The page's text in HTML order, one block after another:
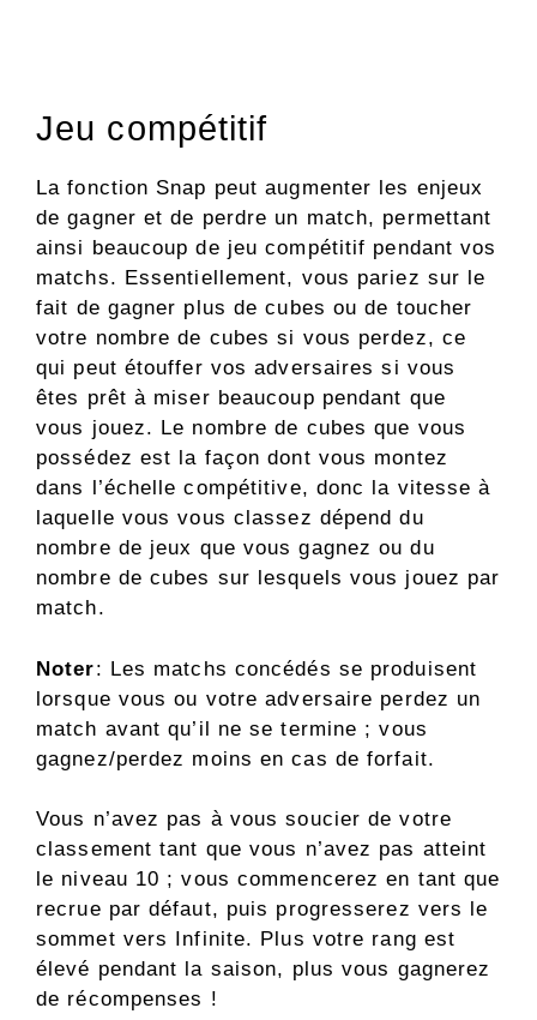
Jeu compétitif
La fonction Snap peut augmenter les enjeux
de gagner et de perdre un match, permettant
ainsi beaucoup de jeu compétitif pendant vos
matchs. Essentiellement, vous pariez sur le
fait de gagner plus de cubes ou de toucher
votre nombre de cubes si vous perdez, ce
qui peut étouffer vos adversaires si vous
êtes prêt à miser beaucoup pendant que
vous jouez. Le nombre de cubes que vous
possédez est la façon dont vous montez
dans l’échelle compétitive, donc la vitesse à
laquelle vous vous classez dépend du
nombre de jeux que vous gagnez ou du
nombre de cubes sur lesquels vous jouez par
match.
Noter: Les matchs concédés se produisent
lorsque vous ou votre adversaire perdez un
match avant qu’il ne se termine ; vous
gagnez/perdez moins en cas de forfait.
Vous n’avez pas à vous soucier de votre
classement tant que vous n’avez pas atteint
le niveau 10 ; vous commencerez en tant que
recrue par défaut, puis progresserez vers le
sommet vers Infinite. Plus votre rang est
élevé pendant la saison, plus vous gagnerez
de récompenses !